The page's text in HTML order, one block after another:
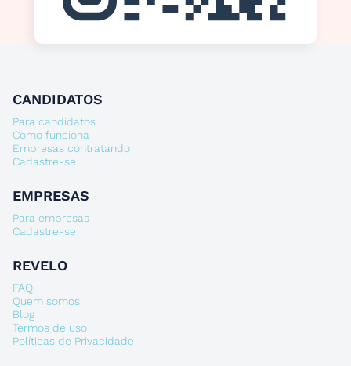
CANDIDATOS
Para candidatos
Como funciona
Empresas contratando
Cadastre-se
EMPRESAS
Para empresas
Cadastre-se
REVELO
FAQ
Quem somos
Blog
Termos de uso
Políticas de Privacidade